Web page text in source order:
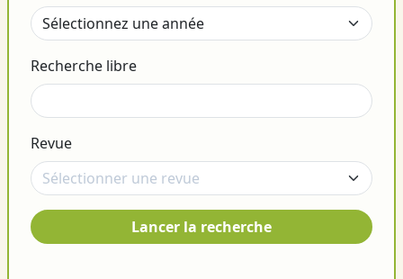
Recherche libre
Revue
Lancer la recherche